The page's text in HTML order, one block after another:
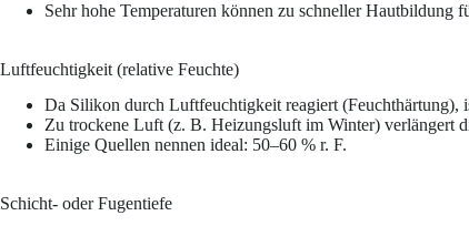
Sehr hohe Temperaturen können zu schneller Hautbildung
Luftfeuchtigkeit (relative Feuchte)
Da Silikon durch Luftfeuchtigkeit reagiert (Feuchthärtung),
Zu trockene Luft (z. B. Heizungsluft im Winter) verlängert
Einige Quellen nennen ideal: 50–60 % r. F.
Schicht- oder Fugen­tiefe